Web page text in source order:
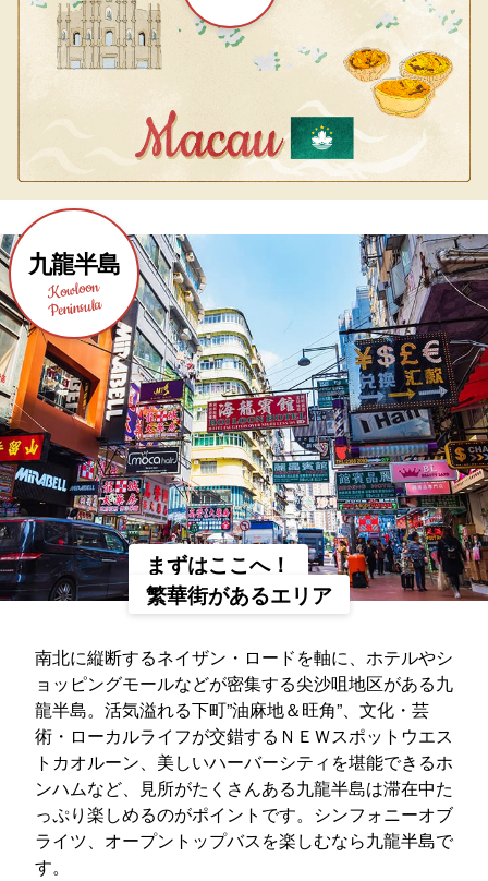
九龍半島
Kowloon
Peninsula
まずはここへ！
繁華街があるエリア
南北に縦断するネイザン・ロードを軸に、ホテルやシ
ョッピングモールなどが密集する尖沙咀地区がある九
龍半島。活気溢れる下町”油麻地＆旺角”、文化・芸
術・ローカルライフが交錯するＮＥＷスポットウエス
トカオルーン、美しいハーバーシティを堪能できるホ
ンハムなど、見所がたくさんある九龍半島は滞在中た
っぷり楽しめるのがポイントです。シンフォニーオブ
ライツ、オープントップバスを楽しむなら九龍半島で
す。